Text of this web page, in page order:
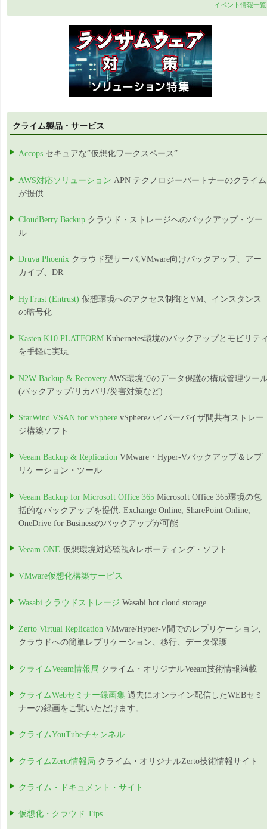
イベント情報一覧
クライム製品・サービス
Accops セキュアな”仮想化ワークスペース”
AWS対応ソリューション APN テクノロジーパートナーのクライム
が提供
CloudBerry Backup クラウド・ストレージへのバックアップ・ツー
ル
Druva Phoenix クラウド型サーバ,VMware向けバックアップ、アー
カイブ、DR
HyTrust (Entrust) 仮想環境へのアクセス制御とVM、インスタンス
の暗号化
Kasten K10 PLATFORM Kubernetes環境のバックアップとモビリテ
を手軽に実現
N2W Backup & Recovery AWS環境でのデータ保護の構成管理ツー
(バックアップ/リカバリ/災害対策など)
StarWind VSAN for vSphere vSphereハイパーバイザ間共有ストレー
ジ構築ソフト
Veeam Backup & Replication VMware・Hyper-Vバックアップ＆レプ
リケーション・ツール
Veeam Backup for Microsoft Office 365 Microsoft Office 365環境の包
括的なバックアップを提供: Exchange Online, SharePoint Online,
OneDrive for Businessのバックアップが可能
Veeam ONE 仮想環境対応監視&レポーティング・ソフト
VMware仮想化構築サービス
Wasabi クラウドストレージ Wasabi hot cloud storage
Zerto Virtual Replication VMware/Hyper-V間でのレプリケーション,
クラウドへの簡単レプリケーション、移行、データ保護
クライムVeeam情報局 クライム・オリジナルVeeam技術情報満載
クライムWebセミナー録画集 過去にオンライン配信したWEBセミ
ナーの録画をご覧いただけます。
クライムYouTubeチャンネル
クライムZerto情報局 クライム・オリジナルZerto技術情報サイト
クライム・ドキュメント・サイト
仮想化・クラウド Tips